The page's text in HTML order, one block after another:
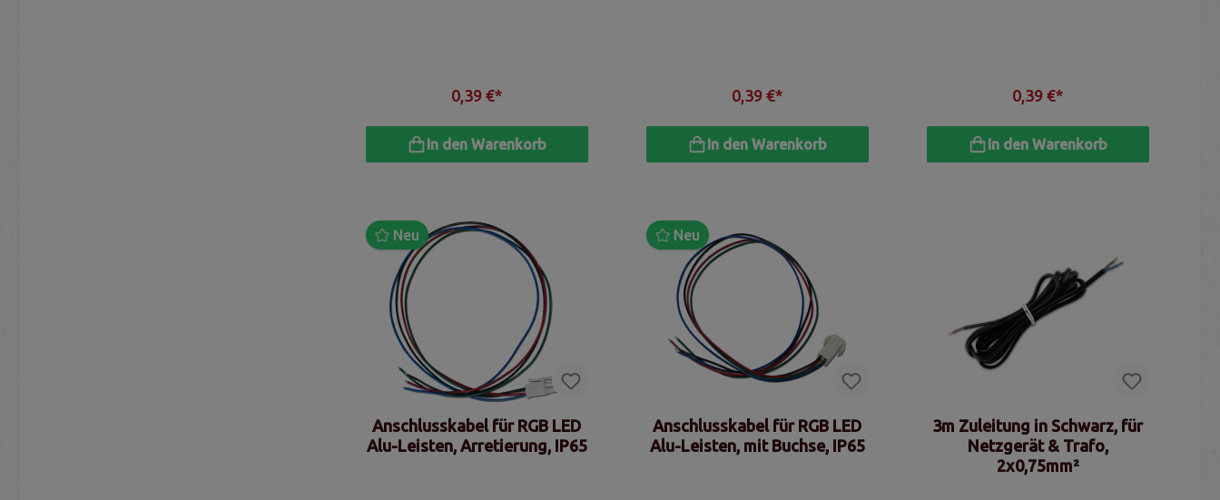
0,39 €*
In den Warenkorb
0,39 €*
In den Warenkorb
0,39 €*
In den Warenkorb
Neu
Anschlusskabel für RGB LED
Alu-Leisten, Arretierung, IP65
Neu
Anschlusskabel für RGB LED
Alu-Leisten, mit Buchse, IP65
3m Zuleitung in Schwarz, für
Netzgerät & Trafo,
2x0,75mm²